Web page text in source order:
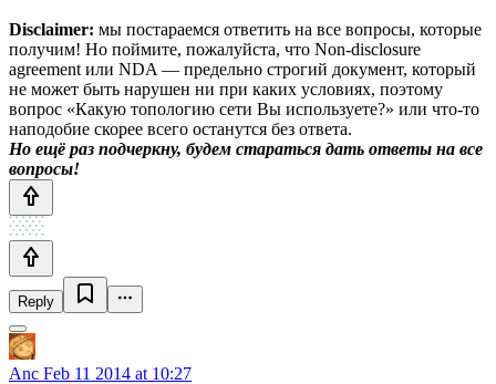
Disclaimer: мы постараемся ответить на все вопросы, которые
получим! Но поймите, пожалуйста, что Non-disclosure
agreement или NDA — предельно строгий документ, который
не может быть нарушен ни при каких условиях, поэтому
вопрос «Какую топологию сети Вы используете?» или что-то
наподобие скорее всего останутся без ответа.
Но ещё раз подчеркну, будем стараться дать ответы на все
вопросы!
Reply
Anc Feb 11 2014 at 10:27